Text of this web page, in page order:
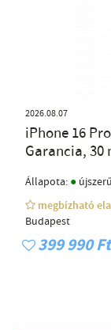
2026.08.07
iPhone 16
Garancia, 30
Állapota: ● újszerű
megbízható
Budapest
399 990 Ft